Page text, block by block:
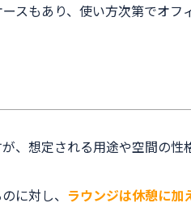
スもあり、使い方次第でオフ
、想定される用途や空間の性
に対し、 ラウンジは休憩に加